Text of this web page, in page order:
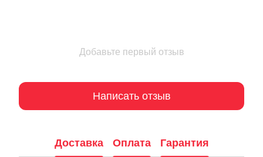
Добавьте первый отзыв
Написать отзыв
Доставка Оплата Гарантия